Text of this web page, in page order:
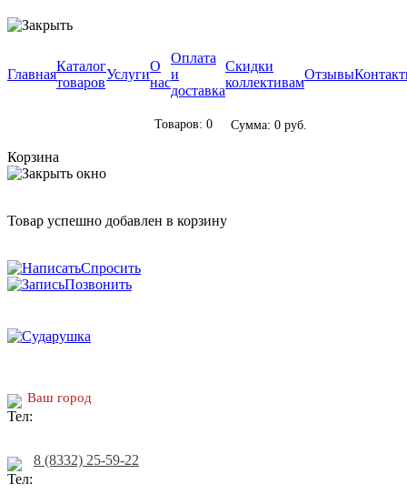
Главная
Каталог
товаров
Услуги
О
нас
Оплата
и
доставка
Скидки
коллективам
Отзывы
Товаров: 0 Сумма: 0 руб.
Корзина
Товар успешно добавлен в корзину
Спросить
Позвонить
Ваш город
8 (8332) 25-59-22